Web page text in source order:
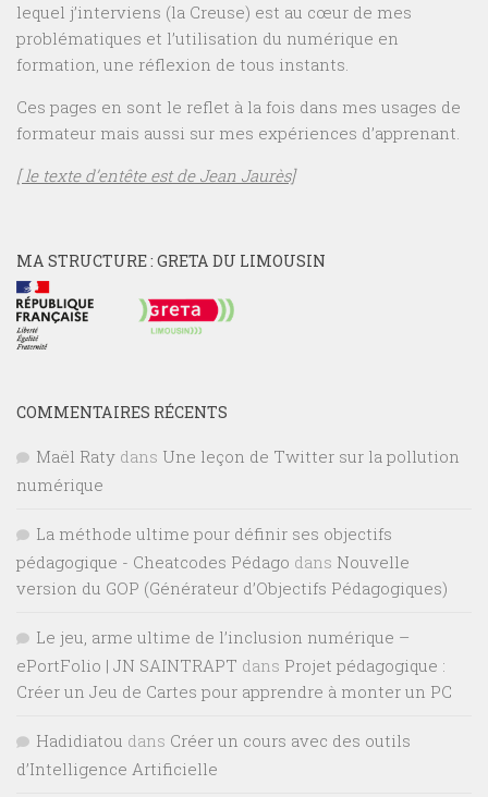
lequel j’interviens (la Creuse) est au cœur de mes
problématiques et l’utilisation du numérique en
formation, une réflexion de tous instants.
Ces pages en sont le reflet à la fois dans mes usages de
formateur mais aussi sur mes expériences d’apprenant.
[ le texte d’entête est de Jean Jaurès]
MA STRUCTURE : GRETA DU LIMOUSIN
COMMENTAIRES RÉCENTS
Maël Raty dans Une leçon de Twitter sur la pollution
numérique
La méthode ultime pour définir ses objectifs
pédagogique - Cheatcodes Pédago dans Nouvelle
version du GOP (Générateur d’Objectifs Pédagogiques)
Le jeu, arme ultime de l’inclusion numérique –
ePortFolio | JN SAINTRAPT dans Projet pédagogique :
Créer un Jeu de Cartes pour apprendre à monter un PC
Hadidiatou dans Créer un cours avec des outils
d’Intelligence Artificielle